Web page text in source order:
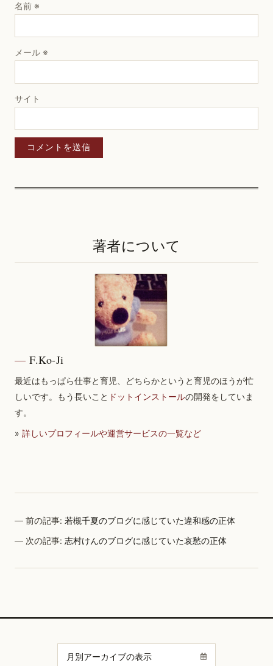
名前 ※
メール ※
サイト
著者について
F.Ko-Ji
最近はもっぱら仕事と育児、どちらかというと育児のほうが忙
しいです。もう長いこと ドットインストールの開発をしていま
す。
» 詳しいプロフィールや運営サービスの一覧など
前の記事:若槻千夏のブログに感じていた違和感の正体
次の記事:志村けんのブログに感じていた哀愁の正体